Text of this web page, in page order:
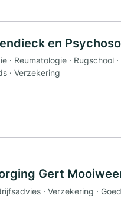
en
· Reumatologie · Rugschool
· Verzekering
Gert
· Verzekering ·